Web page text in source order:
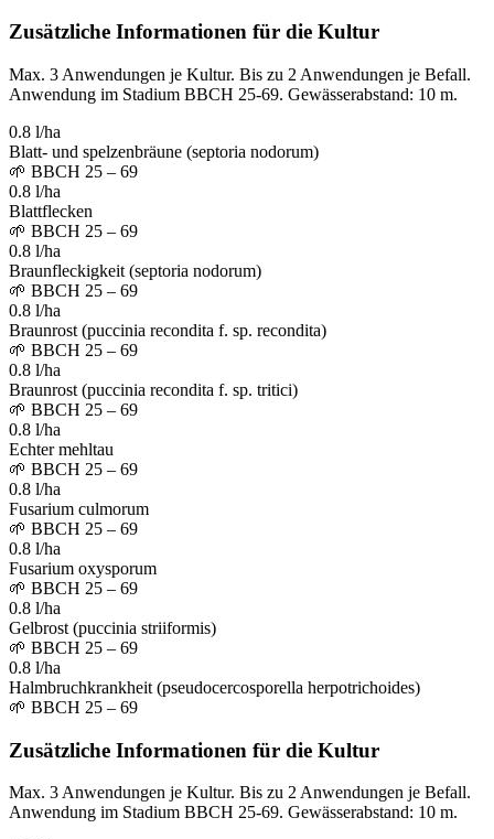
Zusätzliche Informationen für die Kultur
Max. 3 Anwendungen je Kultur. Bis zu 2 Anwendungen je Befall.
Anwendung im Stadium BBCH 25-69. Gewässerabstand: 10 m.
0.8 l/ha
Blatt- und spelzenbräune (septoria nodorum)
🌱 BBCH 25 – 69
0.8 l/ha
Blattflecken
🌱 BBCH 25 – 69
0.8 l/ha
Braunfleckigkeit (septoria nodorum)
🌱 BBCH 25 – 69
0.8 l/ha
Braunrost (puccinia recondita f. sp. recondita)
🌱 BBCH 25 – 69
0.8 l/ha
Braunrost (puccinia recondita f. sp. tritici)
🌱 BBCH 25 – 69
0.8 l/ha
Echter mehltau
🌱 BBCH 25 – 69
0.8 l/ha
Fusarium culmorum
🌱 BBCH 25 – 69
0.8 l/ha
Fusarium oxysporum
🌱 BBCH 25 – 69
0.8 l/ha
Gelbrost (puccinia striiformis)
🌱 BBCH 25 – 69
0.8 l/ha
Halmbruchkrankheit (pseudocercosporella herpotrichoides)
🌱 BBCH 25 – 69
Zusätzliche Informationen für die Kultur
Max. 3 Anwendungen je Kultur. Bis zu 2 Anwendungen je Befall.
Anwendung im Stadium BBCH 25-69. Gewässerabstand: 10 m.